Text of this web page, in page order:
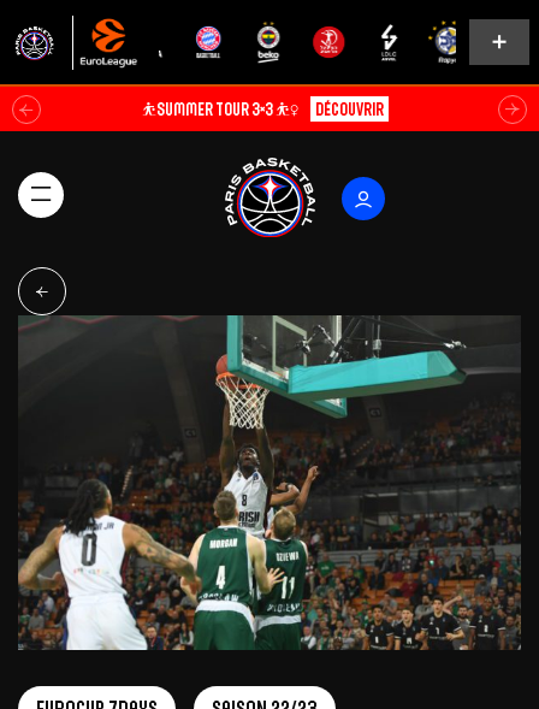
⛹️SUMMER TOUR 3×3 ⛹️‍♀️ Découvrir